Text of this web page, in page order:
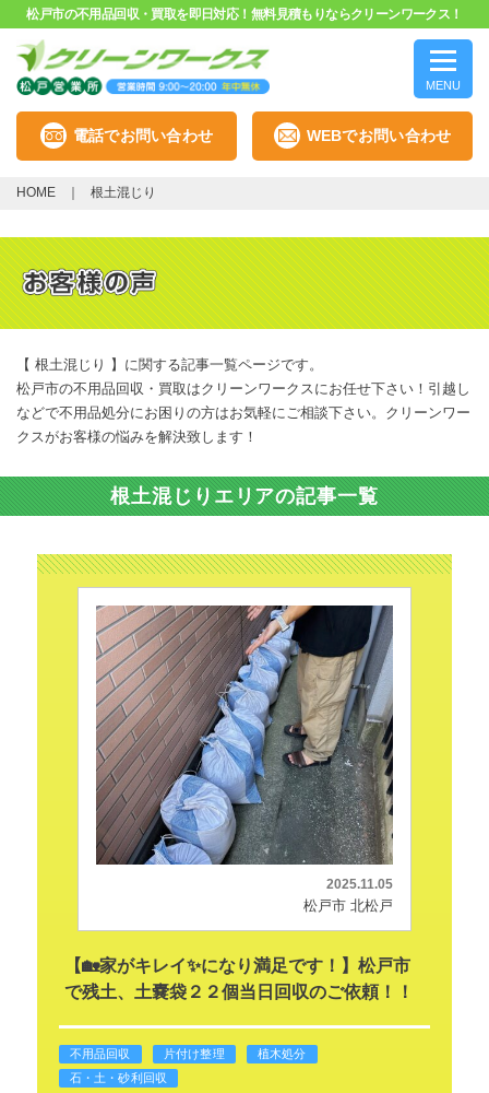
松戸市の不用品回収・買取を即日対応！無料見積もりならクリーンワークス！
MENU
電話でお問い合わせ WEBでお問い合わせ
HOME 根土混じり
【 根土混じり 】に関する記事一覧ページです。
松戸市の不用品回収・買取はクリーンワークスにお任せ下さい！引越し
などで不用品処分にお困りの方はお気軽にご相談下さい。クリーンワー
クスがお客様の悩みを解決致します！
根土混じりエリアの記事一覧
2025.11.05
松戸市 北松戸
【🏡家がキレイ✨になり満足です！】松戸市
で残土、土嚢袋２２個当日回収のご依頼！！
不用品回収 片付け整理
植木処分
石・土・砂利回収